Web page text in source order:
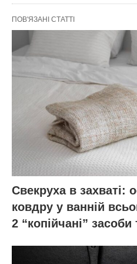
ПОВ'ЯЗАНІ СТАТТІ
Свекруха в захваті:
ковдру у ванній
2 “копійчані”